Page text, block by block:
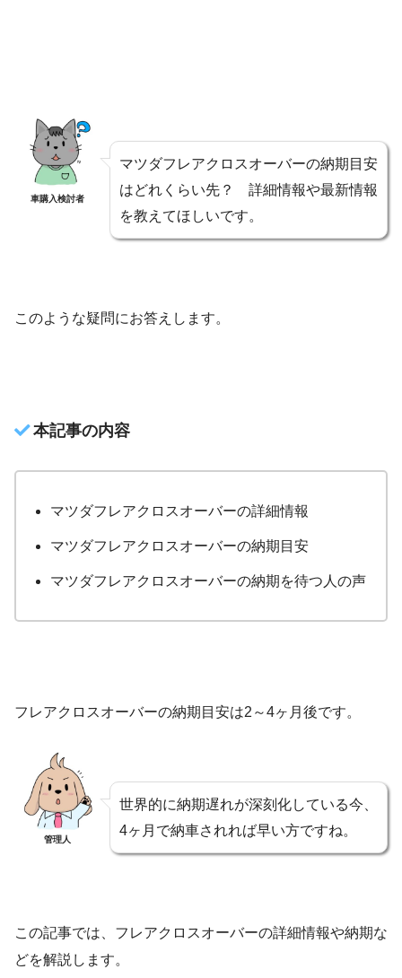
車購入検討者
マツダフレアクロスオーバーの納期目安
はどれくらい先？ 詳細情報や最新情報
を教えてほしいです。
このような疑問にお答えします。
本記事の内容
マツダフレアクロスオーバーの詳細情報
マツダフレアクロスオーバーの納期目安
マツダフレアクロスオーバーの納期を待つ人の声
フレアクロスオーバーの納期目安は2～4ヶ月後です。
管理人
世界的に納期遅れが深刻化している今、
4ヶ月で納車されれば早い方ですね。
この記事では、フレアクロスオーバーの詳細情報や納期な
どを解説します。